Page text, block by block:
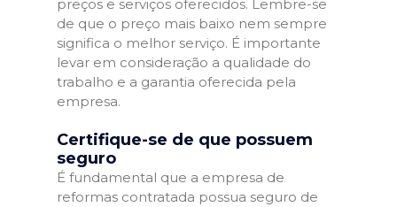
preços e serviços oferecidos. Lembre-se
de que o preço mais baixo nem sempre
significa o melhor serviço. É importante
levar em consideração a qualidade do
trabalho e a garantia oferecida pela
empresa.
Certifique-se de que possuem
seguro
É fundamental que a empresa de
reformas contratada possua seguro de